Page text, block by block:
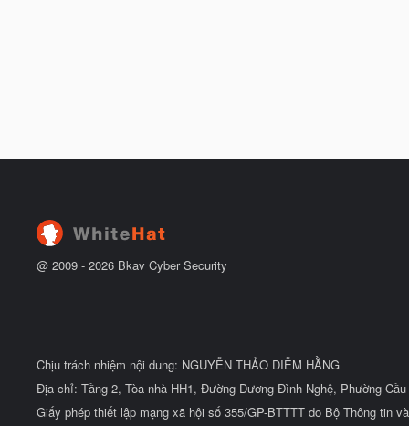
@ 2009 - 2026 Bkav Cyber Security
Chịu trách nhiệm nội dung: NGUYỄN THẢO DIỄM HẰNG
Địa chỉ: Tầng 2, Tòa nhà HH1, Đường Dương Đình Nghệ, Phường
Giấy phép thiết lập mạng xã hội số 355/GP-BTTTT do Bộ Thông tin